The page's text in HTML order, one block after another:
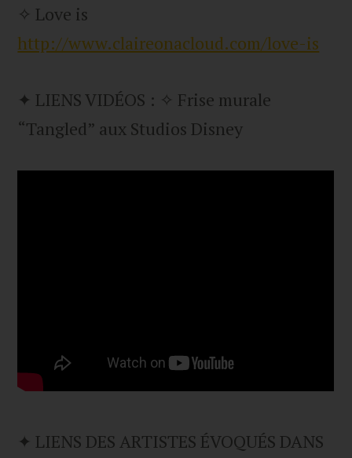
✧ Love is
http://www.claireonacloud.com/love-is
✦ LIENS VIDÉOS : ✧ Frise murale
“Tangled” aux Studios Disney
✦ LIENS DES ARTISTES ÉVOQUÉS DANS